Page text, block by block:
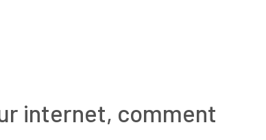
internet, comment